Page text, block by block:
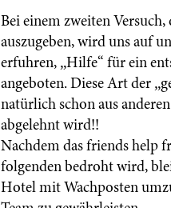
Bei einem zweiten
auszugeben, wird uns auf
erfuhren, „Hilfe“ für ein
angeboten. Diese Art der
natürlich schon aus
abgelehnt wird!!
Nachdem das friends help
folgenden bedroht wird,
Hotel mit Wachposten